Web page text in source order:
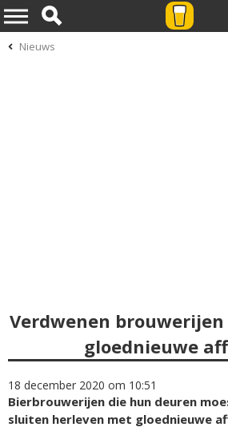
Nieuws
Verdwenen
gloednieuwe
18 december 2020 om 10:51
Bierbrouwerijen die hun deuren
sluiten herleven met gloednieuwe